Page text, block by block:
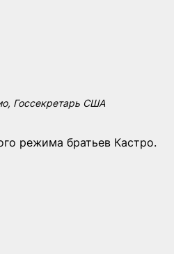
Госсекретарь США
режима братьев Кастро.